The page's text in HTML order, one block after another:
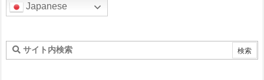
Japanese